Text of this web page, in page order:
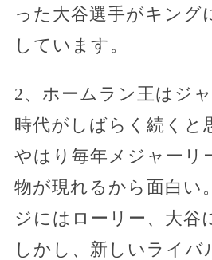
った大谷選手がキング
しています。
2、ホームラン王はジ
時代がしばらく続くと
やはり毎年メジャーリ
物が現れるから面白い
ジにはローリー、大谷
しかし、新しいライバ